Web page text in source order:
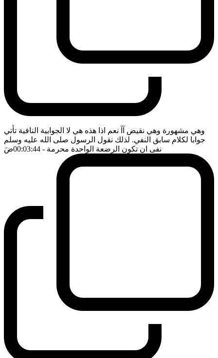
وهي مشهورة وهي نقيض آآ نعم اذا هذه هي لا الجوابية النافية تأتي
جوابا لكلام سابق النفي. لذلك نقول الرسول صلى الله عليه وسلم
نفى ان تكون الرضعة الواحدة محرمة - 00:03:44 ضَ